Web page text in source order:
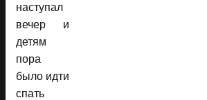
наступал
вечер и
детям
пора
было идти
спать